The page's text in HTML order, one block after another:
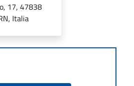
17, 47838
Italia